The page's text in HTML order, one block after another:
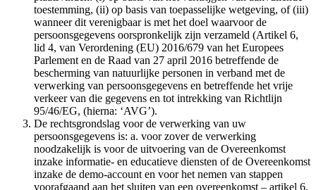
toestemming, (ii) op basis van toepasselijke wetgeving, of (iii)
wanneer dit verenigbaar is met het doel waarvoor de
persoonsgegevens oorspronkelijk zijn verzameld (Artikel 6,
lid 4, van Verordening (EU) 2016/679 van het Europees
Parlement en de Raad van 27 april 2016 betreffende de
bescherming van natuurlijke personen in verband met de
verwerking van persoonsgegevens en betreffende het vrije
verkeer van die gegevens en tot intrekking van Richtlijn
95/46/EG, (hierna: ‘AVG’).
De rechtsgrondslag voor de verwerking van uw
persoonsgegevens is: a. voor zover de verwerking
noodzakelijk is voor de uitvoering van de Overeenkomst
inzake informatie- en educatieve diensten of de Overeenkomst
inzake de demo-account en voor het nemen van stappen
voorafgaand aan het sluiten van een overeenkomst – artikel 6,